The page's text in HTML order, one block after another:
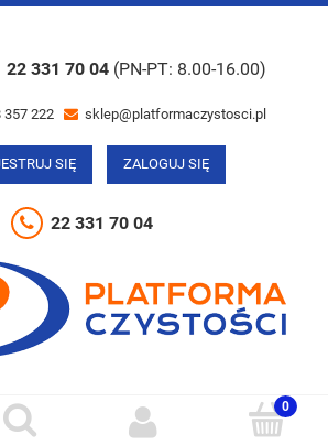
22 331 70 04 (PN-PT: 8.00-16.00)
357 222 sklep@platformaczystosci.pl
SIĘ ZALOGUJ SIĘ
22 331 70 04